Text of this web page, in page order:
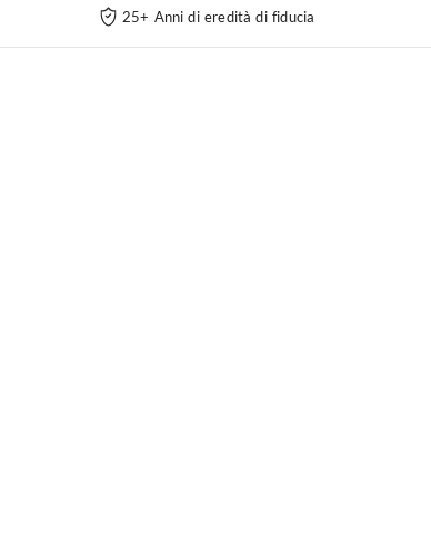
25+ Anni di eredità di fiducia